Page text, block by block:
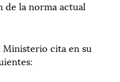
de la norma actual
Ministerio cita en su